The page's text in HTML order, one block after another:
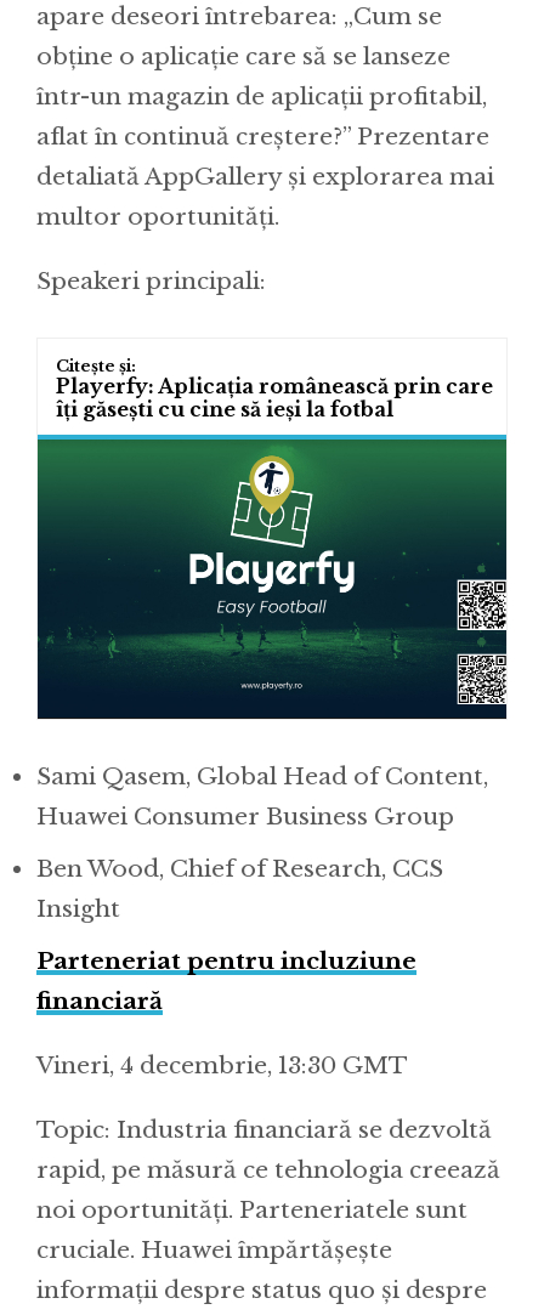
apare deseori întrebarea: „Cum se
obține o aplicație care să se lanseze
într-un magazin de aplicații profitabil,
aflat în continuă creștere?” Prezentare
detaliată AppGallery și explorarea mai
multor oportunități.
Speakeri principali:
Playerfy: Aplicația românească prin care
îți găsești cu cine să ieși la fotbal
Sami Qasem, Global Head of Content,
Huawei Consumer Business Group
Ben Wood, Chief of Research, CCS
Insight
Parteneriat pentru incluziune
financiară
Vineri, 4 decembrie, 13:30 GMT
Topic: Industria financiară se dezvoltă
rapid, pe măsură ce tehnologia creează
noi oportunități. Parteneriatele sunt
cruciale. Huawei împărtășește
informații despre status quo și despre